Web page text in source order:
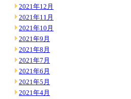
2021年12月
2021年11月
2021年10月
2021年9月
2021年8月
2021年7月
2021年6月
2021年5月
2021年4月